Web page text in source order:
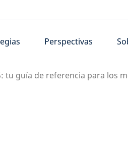
Perspectivas
tu guía de referencia para los